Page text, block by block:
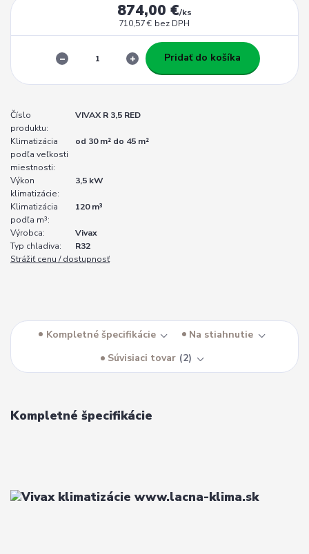
874,00 €/ks
710,57 € bez DPH
Pridať do košíka
Číslo
produktu:
VIVAX R 3,5 RED
Klimatizácia
podľa veľkosti
miestnosti:
od 30 m² do 45 m²
Výkon
klimatizácie:
3,5 kW
Klimatizácia
podľa m³:
120 m³
Výrobca:
Vivax
Typ chladiva:
R32
Strážiť cenu / dostupnosť
Kompletné špecifikácie
Na stiahnutie
Súvisiaci tovar 2
Kompletné špecifikácie